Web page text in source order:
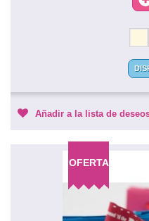
Añadir a la lista de
OFERTA